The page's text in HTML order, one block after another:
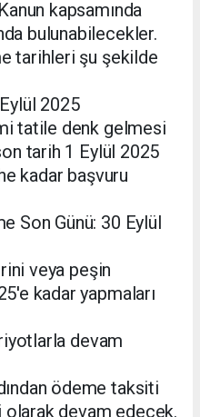
kapsamında
bulunabilecekler.
tarihleri şu şekilde
2025
tatile denk gelmesi
tarih 1 Eylül 2025
kadar başvuru
Son Günü: 30 Eylül
veya peşin
kadar yapmaları
devam
ödeme taksiti
olarak devam edecek.